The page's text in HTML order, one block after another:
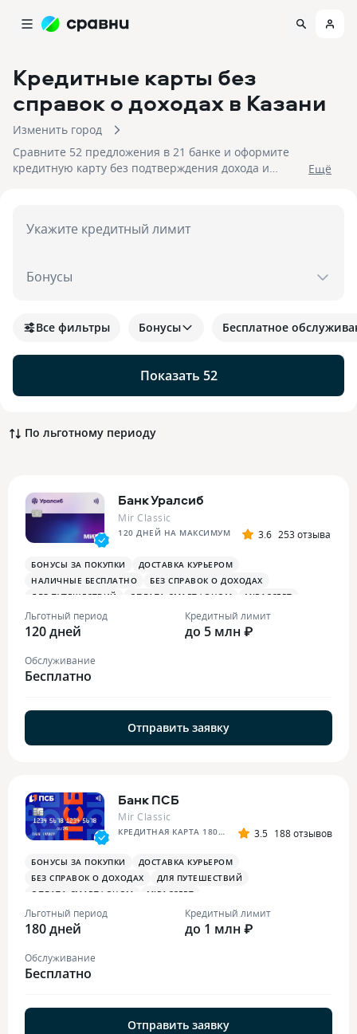
Кредитные карты без
справок о доходах в Казани
Изменить город
Сравните 52 предложения в 21 банке и оформите
кредитную карту без подтверждения дохода и
Eщё
Укажите кредитный лимит
Бонусы
Показать 52
Все фильтры Бонусы Бесплатное
По льготному периоду
Банк Уралсиб
Mir Classic
120 ДНЕЙ НА МАКСИМУМ 3.6 253 отзыва
БОНУСЫ ЗА ПОКУПКИ
ДОСТАВКА КУРЬЕРОМ
НАЛИЧНЫЕ БЕСПЛАТНО
БЕЗ СПРАВОК О ДОХОДАХ
ДЛЯ ПУТЕШЕСТВИЙ
ОПЛАТА СМАРТФОНОМ MIRACCEPT
Льготный период
120 дней
Кредитный лимит
до 5 млн ₽
Обслуживание
Бесплатно
Отправить заявку
Банк ПСБ
Mir Classic
КРЕДИТНАЯ КАРТА 180 ДНЕЙ БЕЗ % 3.5 188 отзывов
БОНУСЫ ЗА ПОКУПКИ
ДОСТАВКА КУРЬЕРОМ
БЕЗ СПРАВОК О ДОХОДАХ
ДЛЯ ПУТЕШЕСТВИЙ
ОПЛАТА СМАРТФОНОМ
MIRACCEPT
БОНУСЫ ЗА МЕДИЦИНСКИЕ УСЛУГИ
Льготный период
180 дней
Кредитный лимит
до 1 млн ₽
Обслуживание
Бесплатно
Отправить заявку